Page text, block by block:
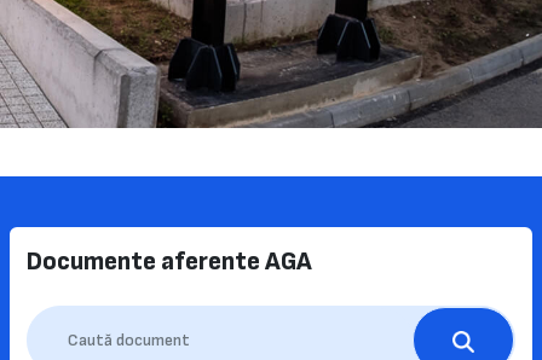
Documente aferente AGA